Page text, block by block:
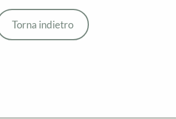
Torna indietro